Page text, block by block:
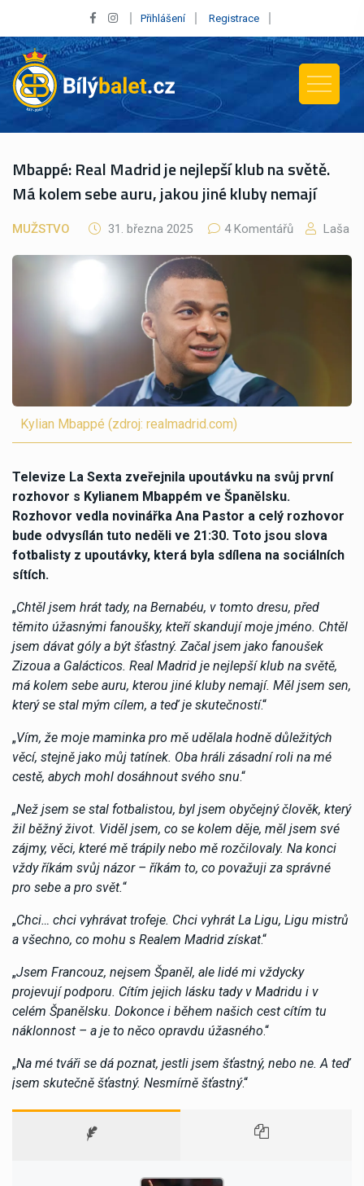
Přihlášení Registrace
Mbappé: Real Madrid je nejlepší klub na světě.
Má kolem sebe auru, jakou jiné kluby nemají
MUŽSTVO 31. března 2025 4 Komentářů Laša
Kylian Mbappé (zdroj: realmadrid.com)
Televize La Sexta zveřejnila upoutávku na svůj první
rozhovor s Kylianem Mbappém ve Španělsku.
Rozhovor vedla novinářka Ana Pastor a celý rozhovor
bude odvysílán tuto neděli ve 21:30. Toto jsou slova
fotbalisty z upoutávky, která byla sdílena na sociálních
sítích.
„Chtěl jsem hrát tady, na Bernabéu, v tomto dresu, před
těmito úžasnými fanoušky, kteří skandují moje jméno. Chtěl
jsem dávat góly a být šťastný. Začal jsem jako fanoušek
Zizoua a Galácticos. Real Madrid je nejlepší klub na světě,
má kolem sebe auru, kterou jiné kluby nemají. Měl jsem sen,
který se stal mým cílem, a teď je skutečností.“
„Vím, že moje maminka pro mě udělala hodně důležitých
věcí, stejně jako můj tatínek. Oba hráli zásadní roli na mé
cestě, abych mohl dosáhnout svého snu.“
„Než jsem se stal fotbalistou, byl jsem obyčejný člověk, který
žil běžný život. Viděl jsem, co se kolem děje, měl jsem své
zájmy, věci, které mě trápily nebo mě rozčilovaly. Na konci
vždy říkám svůj názor – říkám to, co považuji za správné
pro sebe a pro svět.“
„Chci… chci vyhrávat trofeje. Chci vyhrát La Ligu, Ligu mistrů
a všechno, co mohu s Realem Madrid získat.“
„Jsem Francouz, nejsem Španěl, ale lidé mi vždycky
projevují podporu. Cítím jejich lásku tady v Madridu i v
celém Španělsku. Dokonce i během našich cest cítím tu
náklonnost – a je to něco opravdu úžasného.“
„Na mé tváři se dá poznat, jestli jsem šťastný, nebo ne. A teď
jsem skutečně šťastný. Nesmírně šťastný.“